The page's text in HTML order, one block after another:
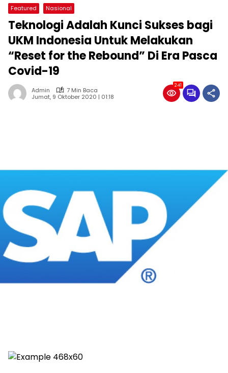
Featured Nasional
Teknologi Adalah Kunci Sukses bagi
UKM Indonesia Untuk Melakukan
“Reset for the Rebound” Di Era Pasca
Covid-19
Admin
7 Min Baca
Jumat, 9 Oktober 2020 | 01:18
241